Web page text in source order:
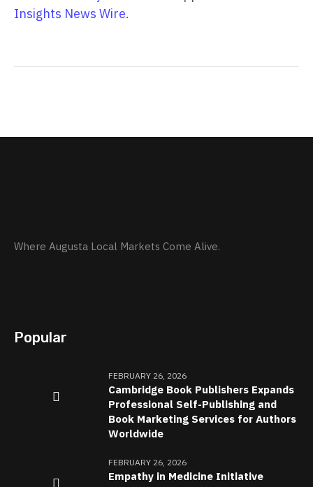
Insights News Wire.
Where Augusta Local Markets Come Alive.
Popular
FEBRUARY 26, 2026
Cambridge Book Publishers Expands
Professional Self-Publishing and
Book Marketing Services for Authors
Worldwide
FEBRUARY 26, 2026
Empathy in Medicine Initiative